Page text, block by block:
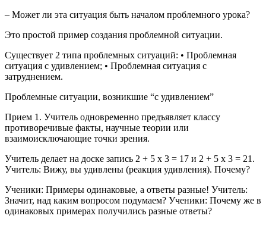
– Может ли эта ситуация быть началом проблемного урока?
Это простой пример создания проблемной ситуации.
Существует 2 типа проблемных ситуаций: • Проблемная
ситуация с удивлением; • Проблемная ситуация с
затруднением.
Проблемные ситуации, возникшие “с удивлением”
Прием 1. Учитель одновременно предъявляет классу
противоречивые факты, научные теории или
взаимоисключающие точки зрения.
Учитель делает на доске запись 2 + 5 х 3 = 17 и 2 + 5 х 3 = 21.
Учитель: Вижу, вы удивлены (реакция удивления). Почему?
Ученики: Примеры одинаковые, а ответы разные! Учитель:
Значит, над каким вопросом подумаем? Ученики: Почему же в
одинаковых примерах получились разные ответы?